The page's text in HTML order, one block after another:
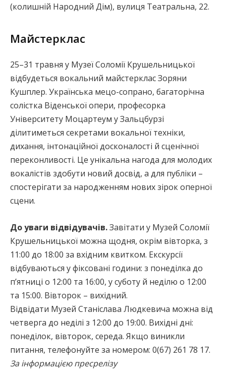
(колишній Народний Дім), вулиця Театральна, 22.
Майстерклас
25–31 травня у Музеї Соломії Крушельницької
відбудеться вокальний майстерклас Зоряни
Кушплер. Українська мецо-сопрано, багаторічна
солістка Віденської опери, професорка
Університету Моцартеум у Зальцбурзі
ділитиметься секретами вокальної техніки,
дихання, інтонаційної досконалості й сценічної
переконливості. Це унікальна нагода для молодих
вокалістів здобути новий досвід, а для публіки –
спостерігати за народженням нових зірок оперної
сцени.
До уваги відвідувачів.Завітати у Музей Соломії
Крушельницької можна щодня, окрім вівторка, з
11:00 до 18:00 за вхідним квитком. Екскурсії
відбуваються у фіксовані години: з понеділка до
п’ятниці о 12:00 та 16:00, у суботу й неділю о 12:00
та 15:00. Вівторок – вихідний.
Відвідати Музей Станіслава Людкевича можна від
четверга до неділі з 12:00 до 19:00. Вихідні дні:
понеділок, вівторок, середа. Якщо виникли
питання, телефонуйте за номером: 0(67) 261 78 17.
За інформацією пресрелізу